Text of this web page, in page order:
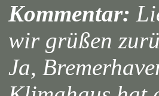
Kommentar:
wir grüßen
Ja,